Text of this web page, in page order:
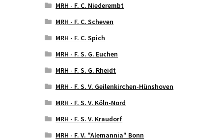
MRH - F. C. Niederembt
MRH - F. C. Scheven
MRH - F. C. Spich
MRH - F. S. G. Euchen
MRH - F. S. G. Rheidt
MRH - F. S. V. Geilenkirchen-Hünshoven
MRH - F. S. V. Köln-Nord
MRH - F. S. V. Kraudorf
MRH - F. V. "Alemannia" Bonn